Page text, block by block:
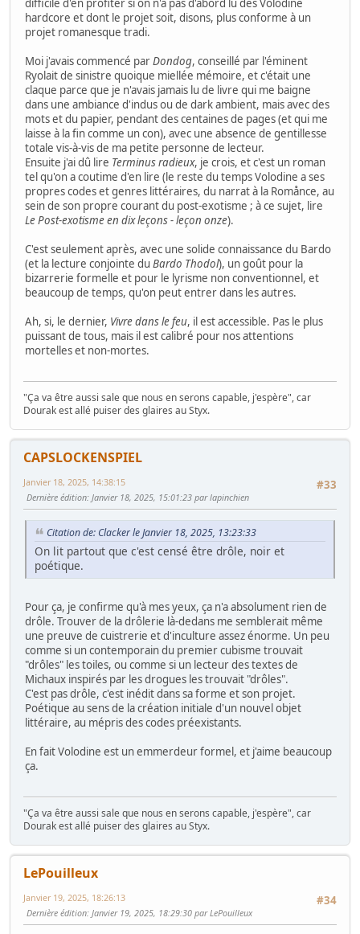
difficile d'en profiter si on n'a pas d'abord lu des Volodine
hardcore et dont le projet soit, disons, plus conforme à un
projet romanesque tradi.
Moi j'avais commencé parDondog, conseillé par l'éminent
Ryolait de sinistre quoique miellée mémoire, et c'était une
claque parce que je n'avais jamais lu de livre qui me baigne
dans une ambiance d'indus ou de dark ambient, mais avec des
mots et du papier, pendant des centaines de pages (et qui me
laisse à la fin comme un con), avec une absence de gentillesse
totale vis-à-vis de ma petite personne de lecteur.
Ensuite j'ai dû lire Terminus radieux, je crois, et c'est un roman
tel qu'on a coutime d'en lire (le reste du temps Volodine a ses
propres codes et genres littéraires, du narrat à la Romånce, au
sein de son propre courant du post-exotisme ; à ce sujet, lire
Le Post-exotisme en dix leçons - leçon onze).
C'est seulement après, avec une solide connaissance du Bardo
(et la lecture conjointe du Bardo Thodol), un goût pour la
bizarrerie formelle et pour le lyrisme non conventionnel, et
beaucoup de temps, qu'on peut entrer dans les autres.
Ah, si, le dernier, Vivre dans le feu, il est accessible. Pas le plus
puissant de tous, mais il est calibré pour nos attentions
mortelles et non-mortes.
"Ça va être aussi sale que nous en serons capable, j'espère", car
Dourak est allé puiser des glaires au Styx.
CAPSLOCKENSPIEL
#33
Janvier 18, 2025, 14:38:15
Dernière édition: Janvier 18, 2025, 15:01:23 par lapinchien
Citation de: Clacker le Janvier 18, 2025, 13:23:33
On lit partout que c'est censé être drôle, noir et
poétique.
Pour ça, je confirme qu'à mes yeux, ça n'a absolument rien de
drôle. Trouver de la drôlerie là-dedans me semblerait même
une preuve de cuistrerie et d'inculture assez énorme. Un peu
comme si un contemporain du premier cubisme trouvait
"drôles" les toiles, ou comme si un lecteur des textes de
Michaux inspirés par les drogues les trouvait "drôles".
C'est pas drôle, c'est inédit dans sa forme et son projet.
Poétique au sens de la création initiale d'un nouvel objet
littéraire, au mépris des codes préexistants.
En fait Volodine est un emmerdeur formel, et j'aime beaucoup
ça.
"Ça va être aussi sale que nous en serons capable, j'espère", car
Dourak est allé puiser des glaires au Styx.
LePouilleux
#34
Janvier 19, 2025, 18:26:13
Dernière édition: Janvier 19, 2025, 18:29:30 par LePouilleux